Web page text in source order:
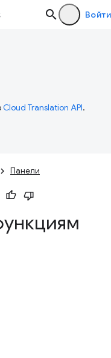
Войти
Cloud Translation API.
Панели